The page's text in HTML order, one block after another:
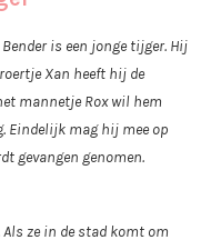
is een jonge tijger. Hij
Xan heeft hij de
mannetje Rox wil hem
Eindelijk mag hij mee op
gevangen genomen.
ze in de stad komt om